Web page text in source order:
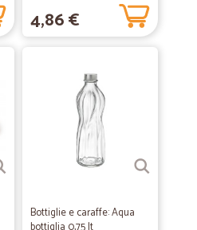
4,86 €
Bottiglie e caraffe: Aqua